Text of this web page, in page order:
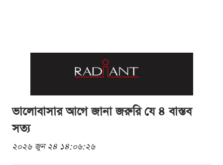
ভালোবাসার আগে জানা জরুরি যে ৪ বাস্তব
সত্য
২০২৬ জুন ২৪ ১৪:০৬:২৬